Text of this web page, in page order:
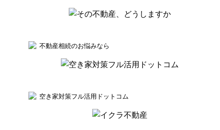
不動産相続のお悩みなら
空き家対策フル活用ドットコム